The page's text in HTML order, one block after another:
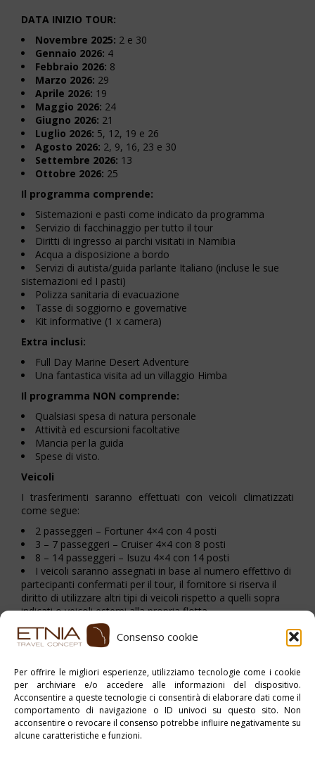
Consenso cookie
Per offrire le migliori esperienze, utilizziamo tecnologie come i cookie
per archiviare e/o accedere alle informazioni del dispositivo.
Acconsentire a queste tecnologie ci consentirà di elaborare dati come il
comportamento di navigazione o ID univoci su questo sito. Non
acconsentire o revocare il consenso potrebbe influire negativamente su
alcune caratteristiche e funzioni.
DATA INIZIO TOUR:
Novembre 2025: 2 e 30
Gennaio 2026: 4
Febbraio 2026: 8
Marzo 2026: 29
Aprile 2026: 19
Maggio 2026: 24
Giugno 2026: 21
Luglio 2026: 5, 12, 19 e 26
Agosto 2026: 2, 9, 16, 23 e 30
Settembre 2026: 13
Ottobre 2026: 25
Il programma comprende:
Sistemazioni e pasti come indicato da programma
Servizio di facchinaggio per tutto il tour
Diritti di ingresso ai parchi visitati in Namibia
Acqua a disposizione a bordo
Servizi di autista/guida parlante Italiano (incluse le sue
sistemazioni ed I pasti)
Polizza sanitaria di evacuazione
Tasse di soggiorno e governative
Kit informative (1 x camera)
Extra inclusi:
Full Day Marine Desert Adventure
Una fantastica visita ad un villaggio Himba
Il programma NON comprende:
Qualsiasi spesa di natura personale
Attività ed escursioni facoltative
Mancia per la guida
Spese di visto.
Veicoli
I trasferimenti saranno effettuati con veicoli climatizzati
come segue:
2 passeggeri – Fortuner 4×4 con 4 posti
3 – 7 passeggeri – Cruiser 4×4 con 8 posti
8 – 14 passeggeri – Isuzu 4×4 con 14 posti
I veicoli saranno assegnati in base al numero effettivo di
partecipanti confermati per il tour, il fornitore si riserva il
diritto di utilizzare altri tipi di veicoli rispetto a quelli sopra
indicati o veicoli esterni alla propria flotta
Stampa PDF
Pubblicato in:myAfrica,Namibia
Tag:Tour di Gruppo